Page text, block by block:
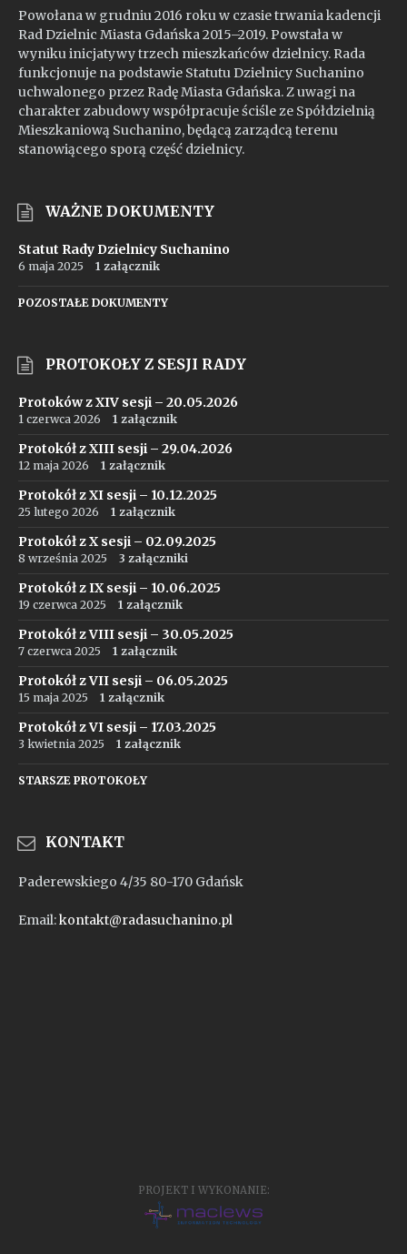
Powołana w grudniu 2016 roku w czasie trwania kadencji
Rad Dzielnic Miasta Gdańska 2015–2019. Powstała w
wyniku inicjatywy trzech mieszkańców dzielnicy. Rada
funkcjonuje na podstawie Statutu Dzielnicy Suchanino
uchwalonego przez Radę Miasta Gdańska. Z uwagi na
charakter zabudowy współpracuje ściśle ze Spółdzielnią
Mieszkaniową Suchanino, będącą zarządcą terenu
stanowiącego sporą część dzielnicy.
WAŻNE DOKUMENTY
Statut Rady Dzielnicy Suchanino
6 maja 2025 1 załącznik
POZOSTAŁE DOKUMENTY
PROTOKOŁY Z SESJI RADY
Protoków z XIV sesji – 20.05.2026
1 czerwca 2026 1 załącznik
Protokół z XIII sesji – 29.04.2026
12 maja 2026 1 załącznik
Protokół z XI sesji – 10.12.2025
25 lutego 2026 1 załącznik
Protokół z X sesji – 02.09.2025
8 września 2025 3 załączniki
Protokół z IX sesji – 10.06.2025
19 czerwca 2025 1 załącznik
Protokół z VIII sesji – 30.05.2025
7 czerwca 2025 1 załącznik
Protokół z VII sesji – 06.05.2025
15 maja 2025 1 załącznik
Protokół z VI sesji – 17.03.2025
3 kwietnia 2025 1 załącznik
STARSZE PROTOKOŁY
KONTAKT
Paderewskiego 4/35 80-170 Gdańsk
Email:kontakt@radasuchanino.pl
PROJEKT I WYKONANIE: